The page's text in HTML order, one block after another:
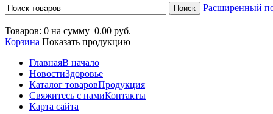
Расширенный
Товаров: 0 на сумму 0.00 руб.
Корзина Показать продукцию
ГлавнаяВ начало
НовостиЗдоровье
Каталог товаровПродукция
Свяжитесь с намиКонтакты
Карта сайта